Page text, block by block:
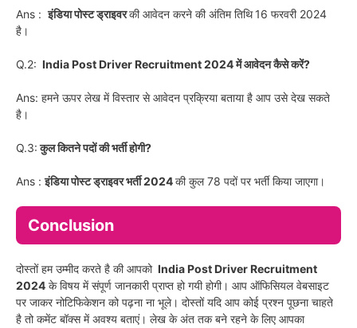
Ans :इंडिया पोस्ट ड्राइवरकी आवेदन करने की अंतिम तिथि 16 फरवरी 2024
है।
Q.2: India Post Driver Recruitment 2024 में आवेदन कैसे करें?
Ans: हमने ऊपर लेख में विस्तार से आवेदन प्रक्रिया बताया है आप उसे देख सकते
है।
Q.3:कुल कितने पदों की भर्ती होगी?
Ans :इंडिया पोस्ट ड्राइवर भर्ती 2024की कुल 78 पदों पर भर्ती किया जाएगा।
Conclusion
दोस्तों हम उम्मीद करते है की आपको India Post Driver Recruitment
2024 के विषय में संपूर्ण जानकारी प्राप्त हो गयी होगी। आप ऑफिसियल वेबसाइट
पर जाकर नोटिफिकेशन को पढ़ना ना भूले। दोस्तों यदि आप कोई प्रश्न पूछना चाहते
है तो कमेंट बॉक्स में अवश्य बताएं। लेख के अंत तक बने रहने के लिए आपका